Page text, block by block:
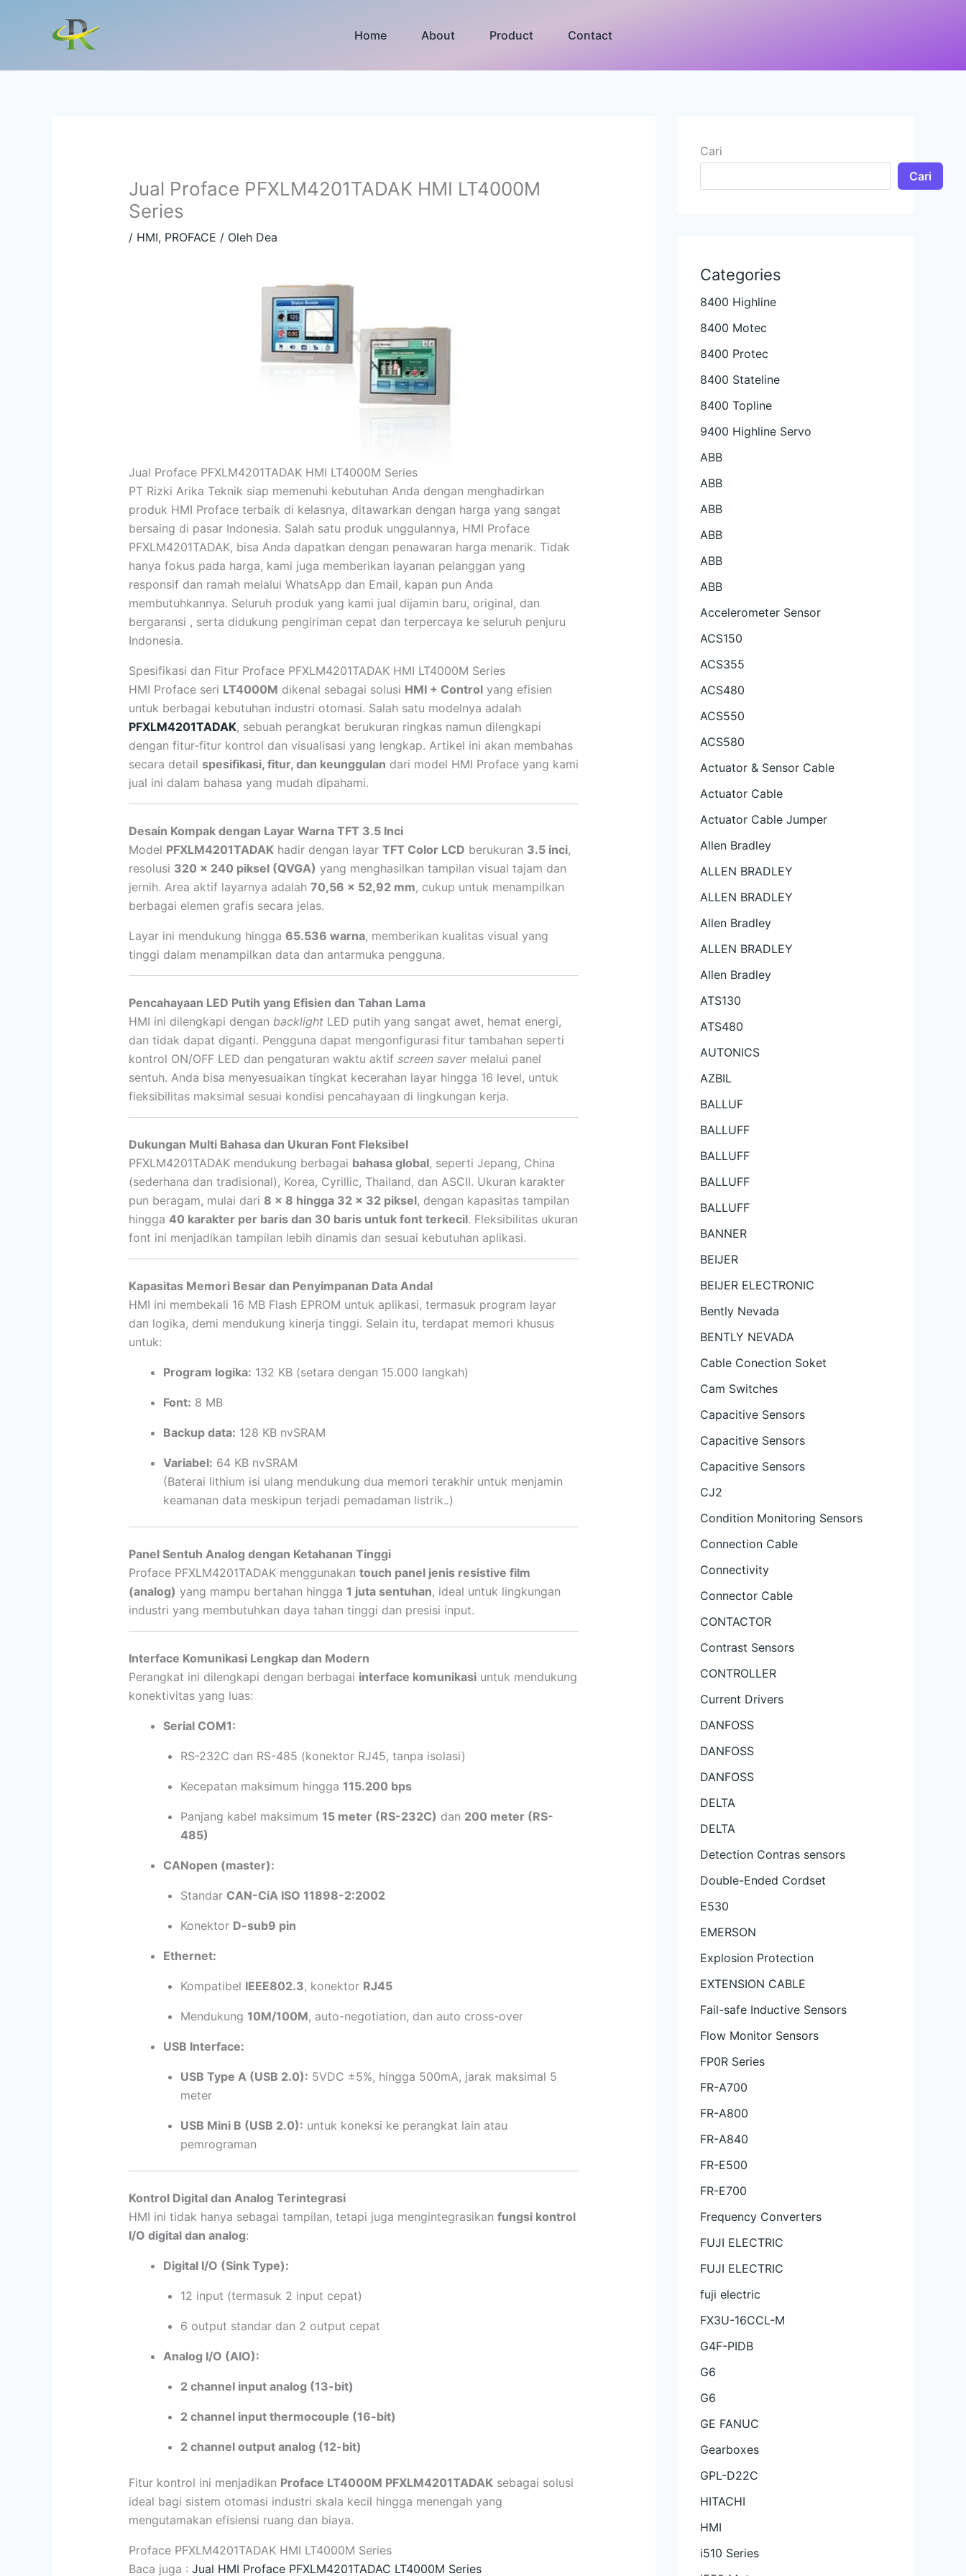
Home About Product Contact
Jual Proface PFXLM4201TADAK HMI LT4000M
Series
/ HMI, PROFACE / Oleh Dea
Jual Proface PFXLM4201TADAK HMI LT4000M Series
PT Rizki Arika Teknik siap memenuhi kebutuhan Anda dengan menghadirkan
produk HMI Proface terbaik di kelasnya, ditawarkan dengan harga yang sangat
bersaing di pasar Indonesia. Salah satu produk unggulannya, HMI Proface
PFXLM4201TADAK, bisa Anda dapatkan dengan penawaran harga menarik. Tidak
hanya fokus pada harga, kami juga memberikan layanan pelanggan yang
responsif dan ramah melalui WhatsApp dan Email, kapan pun Anda
membutuhkannya. Seluruh produk yang kami jual dijamin baru, original, dan
bergaransi , serta didukung pengiriman cepat dan terpercaya ke seluruh penjuru
Indonesia.
Spesifikasi dan Fitur Proface PFXLM4201TADAK HMI LT4000M Series
HMI Proface seri LT4000M dikenal sebagai solusi HMI + Controlyang efisien
untuk berbagai kebutuhan industri otomasi. Salah satu modelnya adalah
PFXLM4201TADAK, sebuah perangkat berukuran ringkas namun dilengkapi
dengan fitur-fitur kontrol dan visualisasi yang lengkap. Artikel ini akan membahas
secara detail spesifikasi, fitur, dan keunggulan dari model HMI Proface yang kami
jual ini dalam bahasa yang mudah dipahami.
Desain Kompak dengan Layar Warna TFT 3.5 Inci
Model PFXLM4201TADAKhadir dengan layar TFT Color LCD berukuran 3.5 inci,
resolusi 320 x 240 piksel (QVGA) yang menghasilkan tampilan visual tajam dan
jernih. Area aktif layarnya adalah 70,56 x 52,92 mm, cukup untuk menampilkan
berbagai elemen grafis secara jelas.
Layar ini mendukung hingga 65.536 warna, memberikan kualitas visual yang
tinggi dalam menampilkan data dan antarmuka pengguna.
Pencahayaan LED Putih yang Efisien dan Tahan Lama
HMI ini dilengkapi dengan backlightLED putih yang sangat awet, hemat energi,
dan tidak dapat diganti. Pengguna dapat mengonfigurasi fitur tambahan seperti
kontrol ON/OFF LED dan pengaturan waktu aktif screen savermelalui panel
sentuh. Anda bisa menyesuaikan tingkat kecerahan layar hingga 16 level, untuk
fleksibilitas maksimal sesuai kondisi pencahayaan di lingkungan kerja.
Dukungan Multi Bahasa dan Ukuran Font Fleksibel
PFXLM4201TADAK mendukung berbagai bahasa global, seperti Jepang, China
(sederhana dan tradisional), Korea, Cyrillic, Thailand, dan ASCII. Ukuran karakter
pun beragam, mulai dari 8 x 8 hingga 32 x 32 piksel, dengan kapasitas tampilan
hingga 40 karakter per baris dan 30 baris untuk font terkecil. Fleksibilitas ukuran
font ini menjadikan tampilan lebih dinamis dan sesuai kebutuhan aplikasi.
Kapasitas Memori Besar dan Penyimpanan Data Andal
HMI ini membekali 16 MB Flash EPROM untuk aplikasi, termasuk program layar
dan logika, demi mendukung kinerja tinggi. Selain itu, terdapat memori khusus
untuk:
Program logika: 132 KB (setara dengan 15.000 langkah)
Font: 8 MB
Backup data: 128 KB nvSRAM
Variabel: 64 KB nvSRAM
(Baterai lithium isi ulang mendukung dua memori terakhir untuk menjamin
keamanan data meskipun terjadi pemadaman listrik..)
Panel Sentuh Analog dengan Ketahanan Tinggi
Proface PFXLM4201TADAK menggunakan touch panel jenis resistive film
(analog) yang mampu bertahan hingga 1 juta sentuhan, ideal untuk lingkungan
industri yang membutuhkan daya tahan tinggi dan presisi input.
Interface Komunikasi Lengkap dan Modern
Perangkat ini dilengkapi dengan berbagai interface komunikasiuntuk mendukung
konektivitas yang luas:
Serial COM1:
RS-232C dan RS-485 (konektor RJ45, tanpa isolasi)
Kecepatan maksimum hingga 115.200 bps
Panjang kabel maksimum 15 meter (RS-232C) dan 200 meter (RS-
485)
CANopen (master):
Standar CAN-CiA ISO 11898-2:2002
Konektor D-sub9 pin
Ethernet:
Kompatibel IEEE802.3, konektor RJ45
Mendukung 10M/100M, auto-negotiation, dan auto cross-over
USB Interface:
USB Type A (USB 2.0): 5VDC ±5%, hingga 500mA, jarak maksimal 5
meter
USB Mini B (USB 2.0): untuk koneksi ke perangkat lain atau
pemrograman
Kontrol Digital dan Analog Terintegrasi
HMI ini tidak hanya sebagai tampilan, tetapi juga mengintegrasikan fungsi kontrol
I/O digital dan analog:
Digital I/O (Sink Type):
12 input (termasuk 2 input cepat)
6 output standar dan 2 output cepat
Analog I/O (AIO):
2 channel input analog (13-bit)
2 channel input thermocouple (16-bit)
2 channel output analog (12-bit)
Fitur kontrol ini menjadikan Proface LT4000M PFXLM4201TADAKsebagai solusi
ideal bagi sistem otomasi industri skala kecil hingga menengah yang
mengutamakan efisiensi ruang dan biaya.
Proface PFXLM4201TADAK HMI LT4000M Series
Baca juga : Jual HMI Proface PFXLM4201TADAC LT4000M Series
Cari
Cari
Categories
8400 Highline
8400 Motec
8400 Protec
8400 Stateline
8400 Topline
9400 Highline Servo
ABB
ABB
ABB
ABB
ABB
ABB
Accelerometer Sensor
ACS150
ACS355
ACS480
ACS550
ACS580
Actuator & Sensor Cable
Actuator Cable
Actuator Cable Jumper
Allen Bradley
ALLEN BRADLEY
ALLEN BRADLEY
Allen Bradley
ALLEN BRADLEY
Allen Bradley
ATS130
ATS480
AUTONICS
AZBIL
BALLUF
BALLUFF
BALLUFF
BALLUFF
BALLUFF
BANNER
BEIJER
BEIJER ELECTRONIC
Bently Nevada
BENTLY NEVADA
Cable Conection Soket
Cam Switches
Capacitive Sensors
Capacitive Sensors
Capacitive Sensors
CJ2
Condition Monitoring Sensors
Connection Cable
Connectivity
Connector Cable
CONTACTOR
Contrast Sensors
CONTROLLER
Current Drivers
DANFOSS
DANFOSS
DANFOSS
DELTA
DELTA
Detection Contras sensors
Double-Ended Cordset
E530
EMERSON
Explosion Protection
EXTENSION CABLE
Fail-safe Inductive Sensors
Flow Monitor Sensors
FP0R Series
FR-A700
FR-A800
FR-A840
FR-E500
FR-E700
Frequency Converters
FUJI ELECTRIC
FUJI ELECTRIC
fuji electric
FX3U-16CCL-M
G4F-PIDB
G6
G6
GE FANUC
Gearboxes
GPL-D22C
HITACHI
HMI
i510 Series